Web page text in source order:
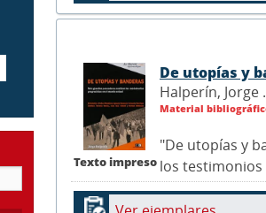
Texto impreso
De utopías y
Halperín, Jorge
Material
"De utopías y
los testimonios